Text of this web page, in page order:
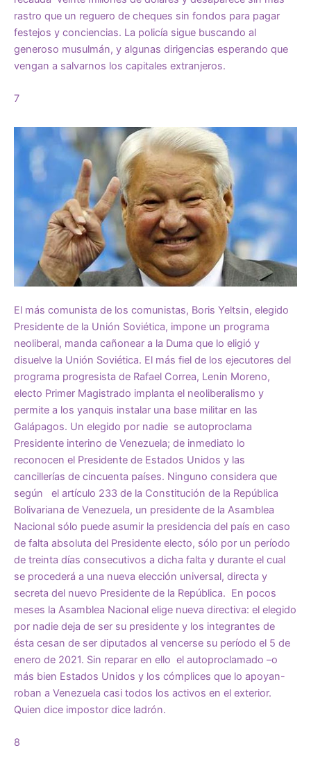
rastro que un reguero de cheques sin fondos para pagar
festejos y conciencias. La policía sigue buscando al
generoso musulmán, y algunas dirigencias esperando que
vengan a salvarnos los capitales extranjeros.
7
El más comunista de los comunistas, Boris Yeltsin, elegido
Presidente de la Unión Soviética, impone un programa
neoliberal, manda cañonear a la Duma que lo eligió y
disuelve la Unión Soviética. El más fiel de los ejecutores del
programa progresista de Rafael Correa, Lenin Moreno,
electo Primer Magistrado implanta el neoliberalismo y
permite a los yanquis instalar una base militar en las
Galápagos. Un elegido por nadie se autoproclama
Presidente interino de Venezuela; de inmediato lo
reconocen el Presidente de Estados Unidos y las
cancillerías de cincuenta países. Ninguno considera que
según el artículo 233 de la Constitución de la República
Bolivariana de Venezuela, un presidente de la Asamblea
Nacional sólo puede asumir la presidencia del país en caso
de falta absoluta del Presidente electo, sólo por un período
de treinta días consecutivos a dicha falta y durante el cual
se procederá a una nueva elección universal, directa y
secreta del nuevo Presidente de la República. En pocos
meses la Asamblea Nacional elige nueva directiva: el elegido
por nadie deja de ser su presidente y los integrantes de
ésta cesan de ser diputados al vencerse su período el 5 de
enero de 2021. Sin reparar en ello el autoproclamado –o
más bien Estados Unidos y los cómplices que lo apoyan-
roban a Venezuela casi todos los activos en el exterior.
Quien dice impostor dice ladrón.
8